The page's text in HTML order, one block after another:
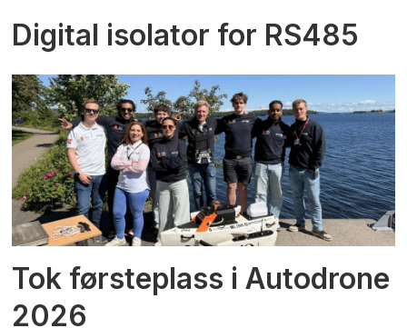
Digital isolator for RS485
Tok førsteplass i Autodrone
2026